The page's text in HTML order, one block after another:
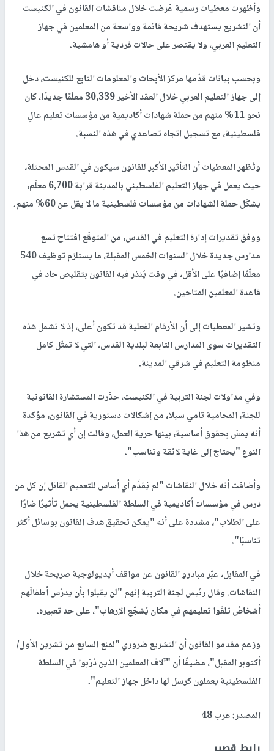
وأظهرت معطيات رسمية عُرضت خلال مناقشات القانون في الكنيست
أن التشريع يستهدف شريحة قائمة وواسعة من المعلمين في جهاز
التعليم العربي، ولا يقتصر على حالات فردية أو هامشية.
وبحسب بيانات قدّمها مركز الأبحاث والمعلومات التابع للكنيست، دخل
إلى جهاز التعليم العربي خلال العقد الأخير 30,339 معلّمًا جديدًا، كان
نحو 11% منهم من حملة شهادات أكاديمية من مؤسسات تعليم عالٍ
فلسطينية، مع تسجيل اتجاه تصاعدي في هذه النسبة.
وتُظهر المعطيات أن التأثير الأكبر للقانون سيكون في القدس المحتلة،
حيث يعمل في جهاز التعليم الفلسطيني بالمدينة قرابة 6,700 معلّم،
يشكّل حملة الشهادات من مؤسسات فلسطينية ما لا يقل عن 60% منهم.
ووفق تقديرات إدارة التعليم في القدس، من المتوقّع افتتاح تسع
مدارس جديدة خلال السنوات الخمس المقبلة، ما يستلزم توظيف 540
معلّمًا إضافيًا على الأقل، في وقت يُنذر فيه القانون بتقليص حاد في
قاعدة المعلمين المتاحين.
وتشير المعطيات إلى أن الأرقام الفعلية قد تكون أعلى، إذ لا تشمل هذه
التقديرات سوى المدارس التابعة لبلدية القدس، التي لا تمثّل كامل
منظومة التعليم في شرقي المدينة.
وفي مداولات لجنة التربية في الكنيست، حذّرت المستشارة القانونية
للجنة، المحامية تامي سيلا، من إشكالات دستورية في القانون، مؤكدة
أنه يمسّ بحقوق أساسية، بينها حرية العمل، وقالت إن أي تشريع من هذا
النوع "يحتاج إلى غاية لائقة وتناسب".
وأضافت أنه خلال النقاشات "لم يُقدَّم أي أساس للتعميم القائل إن كل من
درس في مؤسسات أكاديمية في السلطة الفلسطينية يحمل تأثيرًا ضارًا
على الطلاب"، مشددة على أنه "يمكن تحقيق هدف القانون بوسائل أكثر
تناسبًا".
في المقابل، عبّر مبادرو القانون عن مواقف أيديولوجية صريحة خلال
النقاشات. وقال رئيس لجنة التربية إنهم "لن يقبلوا بأن يدرّس أطفالَهم
أشخاصٌ تلقّوا تعليمهم في مكان يُشجّع الإرهاب"، على حد تعبيره.
وزعم مقدمو القانون أن التشريع ضروري "لمنع السابع من تشرين الأول/
أكتوبر المقبل"، مضيفًا أن "آلاف المعلمين الذين دُرّبوا في السلطة
الفلسطينية يعملون كرسل لها داخل جهاز التعليم".
المصدر: عرب 48